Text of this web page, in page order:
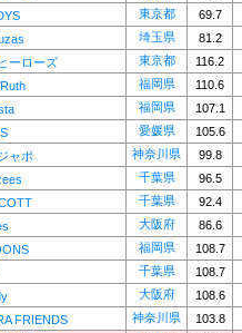
東京都
69.7
埼玉県
81.2
ーローズ 東京都
116.2
福岡県
110.6
福岡県
107.1
愛媛県
105.6
ャポ 神奈川県
99.8
千葉県
96.5
千葉県
92.4
大阪府
86.6
福岡県
108.7
千葉県
108.7
大阪府
108.6
FRIENDS 神奈川県
103.8